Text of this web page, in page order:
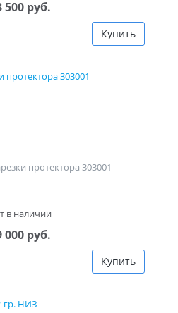
500 руб.
Купить
протектора 303001
в наличии
000 руб.
Купить